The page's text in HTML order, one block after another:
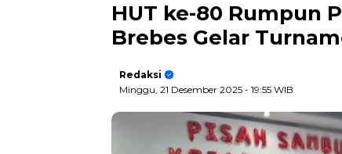
HUT ke-80 Rumpun
Brebes Gelar
Redaksi
Minggu, 21 Desember 2025 - 19:55 WIB